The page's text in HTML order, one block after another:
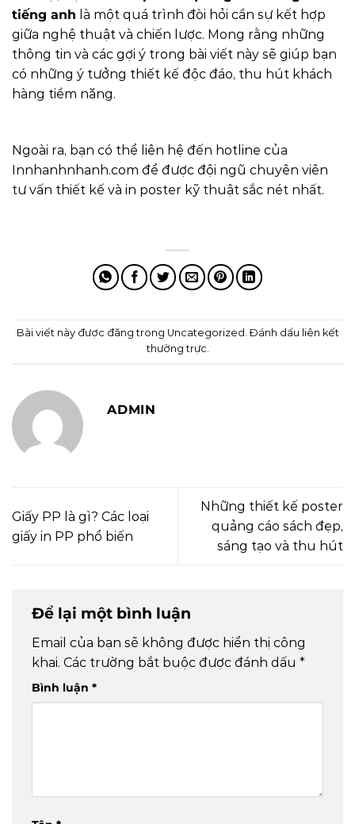
tiếng anh là một quá trình đòi hỏi cần sự kết hợp
giữa nghệ thuật và chiến lược. Mong rằng những
thông tin và các gợi ý trong bài viết này sẽ giúp bạn
có những ý tưởng thiết kế độc đáo, thu hút khách
hàng tiềm năng.
Ngoài ra, bạn có thể liên hệ đến hotline của
Innhanhnhanh.com để được đội ngũ chuyên viên
tư vấn thiết kế và in poster kỹ thuật sắc nét nhất.
Bài viết này được đăng trong Uncategorized . Đánh dấu liên kết
thường trực.
ADMIN
Giấy PP là gì? Các loại
giấy in PP phổ biến
Những thiết kế poster
quảng cáo sách đẹp,
sáng tạo và thu hút
Để lại một bình luận
Email của bạn sẽ không được hiển thị công
khai. Các trường bắt buộc được đánh dấu *
Bình luận *